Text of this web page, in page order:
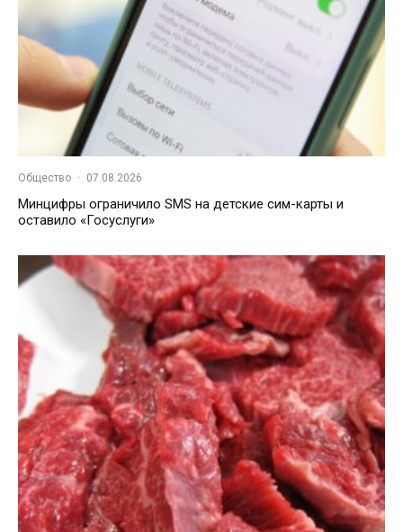
Общество · 07.08.2026
Минцифры ограничило SMS на детские сим-карты и
оставило «Госуслуги»